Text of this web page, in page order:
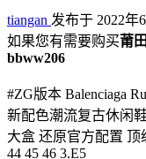
tiangan 发布于 2022年
如果您有需要购买莆
bbww206
#ZG版本 Balenciaga
新配色潮流复古休闲
大盒 还原官方配置 顶
44 45 46 3.E5